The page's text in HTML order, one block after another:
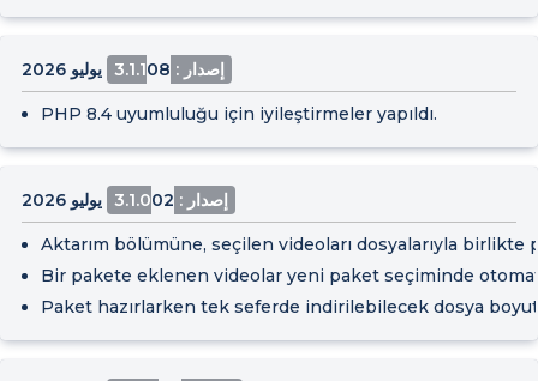
إصدار : 3.1.1 08 يوليو 2026
PHP 8.4 uyumluluğu için iyileştirmeler yapıldı.
إصدار : 3.1.0 02 يوليو 2026
Aktarım bölümüne, seçilen videoları dosyalarıyla
Bir pakete eklenen videolar yeni paket seçiminde
Paket hazırlarken tek seferde indirilebilecek dosya